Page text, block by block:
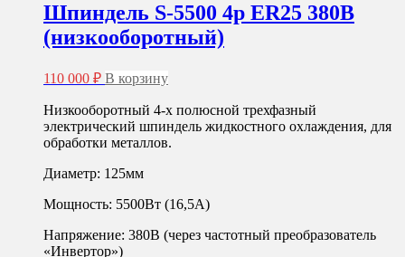
Шпиндель S-5500 4p ER25 380В
(низкооборотный)
110 000 ₽ В корзину
Низкооборотный 4-х полюсной трехфазный
электрический шпиндель жидкостного охлаждения, для
обработки металлов.
Диаметр: 125мм
Мощность: 5500Вт (16,5А)
Напряжение: 380В (через частотный преобразователь
«Инвертор»)